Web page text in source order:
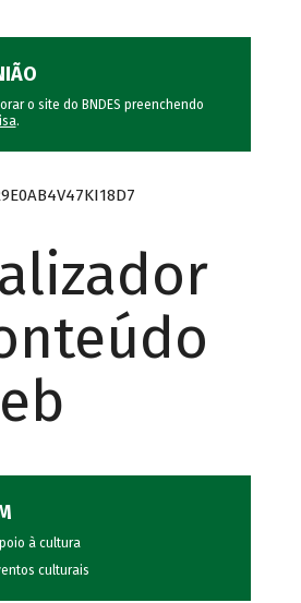
o site do BNDES preenchendo
.
à cultura
culturais